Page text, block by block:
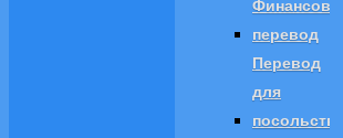
перевод
Перевод
для
посольств